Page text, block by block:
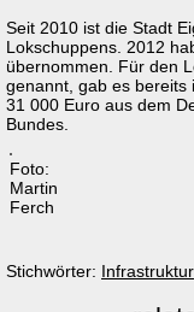
Seit 2010 ist die Stadt
Lokschuppens. 2012
übernommen. Für den
genannt, gab es bereits
31 000 Euro aus dem
Bundes.
Foto:
Martin
Ferch
Stichwörter: Infrastruktur